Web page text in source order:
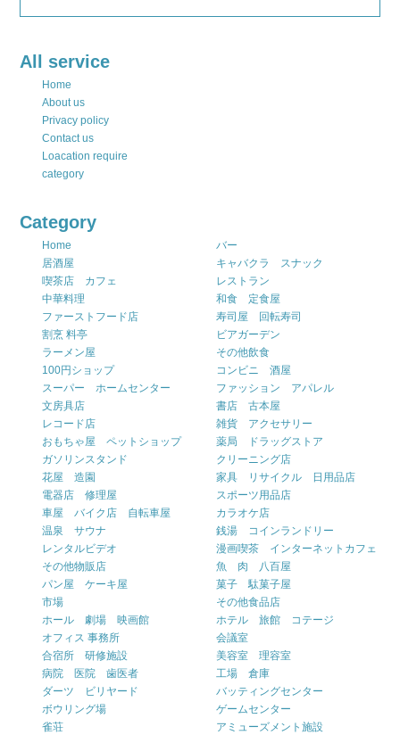
All service
Home
About us
Privacy policy
Contact us
Loacation require
category
Category
Home
バー
居酒屋
キャバクラ スナック
喫茶店 カフェ
レストラン
中華料理
和食 定食屋
ファーストフード店
寿司屋 回転寿司
割烹 料亭
ビアガーデン
ラーメン屋
その他飲食
100円ショップ
コンビニ 酒屋
スーパー ホームセンター
ファッション アパレル
文房具店
書店 古本屋
レコード店
雑貨 アクセサリー
おもちゃ屋 ペットショップ
薬局 ドラッグストア
ガソリンスタンド
クリーニング店
花屋 造園
家具 リサイクル 日用品店
電器店 修理屋
スポーツ用品店
車屋 バイク店 自転車屋
カラオケ店
温泉 サウナ
銭湯 コインランドリー
レンタルビデオ
漫画喫茶 インターネットカフェ
その他物販店
魚 肉 八百屋
パン屋 ケーキ屋
菓子 駄菓子屋
市場
その他食品店
ホール 劇場 映画館
ホテル 旅館 コテージ
オフィス 事務所
会議室
合宿所 研修施設
美容室 理容室
病院 医院 歯医者
工場 倉庫
ダーツ ビリヤード
バッティングセンター
ボウリング場
ゲームセンター
雀荘
アミューズメント施設